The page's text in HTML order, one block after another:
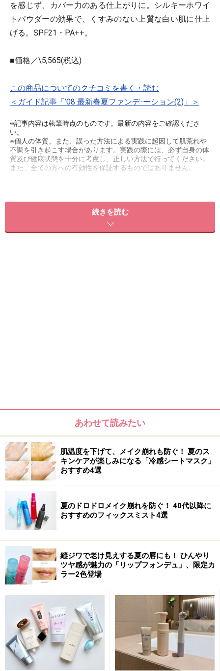
を感じず、カバー力のある仕上がりに。シルキーホワイ
トパウダーの効果で、くすみのない上質な白い肌に仕上
げる。SPF21・PA++。
■価格／\5,565(税込)
この商品についてのクチコミを書く・読む
＜ガイド記事「’08 最新春夏ファンデ-ーション(2)」＞
※記事内容は執筆時点のものです。最新の内容をご確認くださ
い。
※個人の体質、また、誤った方法による実践に起因して肌荒れや
不調を引き起こす場合があります。実践の際には、必ず自身の体
質及び健康状態を十分に考慮し、正しい方法で行ってください。
また、全ての方への有効性を保証するものではありません。
続きを読む
あわせて読みたい
肌温度を下げて、メイク崩れも防ぐ！ 夏のス
キンケアが楽しみになる「冷感シートマスク」
おすすめ4選
夏のドロドロメイク崩れを防ぐ！ 40代以降に
おすすめのフィックスミスト4選
縦ジワで老け見えする夏の唇にも！ ひんやり
ツヤ感が魅力の「リップフォンデュ」、限定カ
ラー2色登場